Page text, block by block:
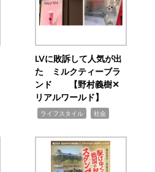
LVに敗訴して人気が出
た ミルクティーブラ
ンド 【野村義樹✕
リアルワールド】
ライフスタイル 社会